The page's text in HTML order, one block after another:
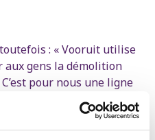
: « Vooruit utilise
aux gens la démolition
pour nous une ligne
qui vivent au-dessus de
Il faut donc mettre
et en même temps